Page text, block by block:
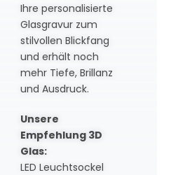
Ihre personalisierte
Glasgravur zum
stilvollen Blickfang
und erhält noch
mehr Tiefe, Brillanz
und Ausdruck.
Unsere
Empfehlung 3D
Glas:
LED Leuchtsockel